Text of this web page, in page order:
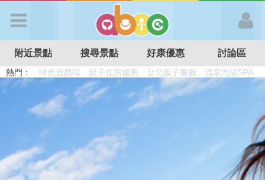
APP登入
首 頁
搜尋景點
好康優惠
附近景點 搜尋景點 好康優惠 討論區
熱門： 溜滑梯民宿 觀光工廠 DIY摘果
日本親子景點
特色遊戲場
親子住房優惠 台北親子餐廳 溫泉泡湯SPA